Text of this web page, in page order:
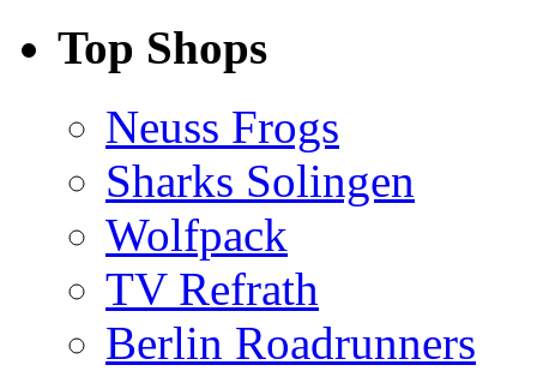
Top Shops
Neuss Frogs
Sharks Solingen
Wolfpack
TV Refrath
Berlin Roadrunners